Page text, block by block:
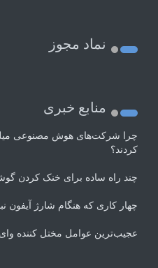
نماد مجوز
منابع خبری
چرا شرکت‌های هوش مصنوعی
کردند؟
چند راه‌ ساده برای خنک کردن
چهار کاری که هنگام شارژ آیفون
عجیب‌ترین عوامل مختل کننده